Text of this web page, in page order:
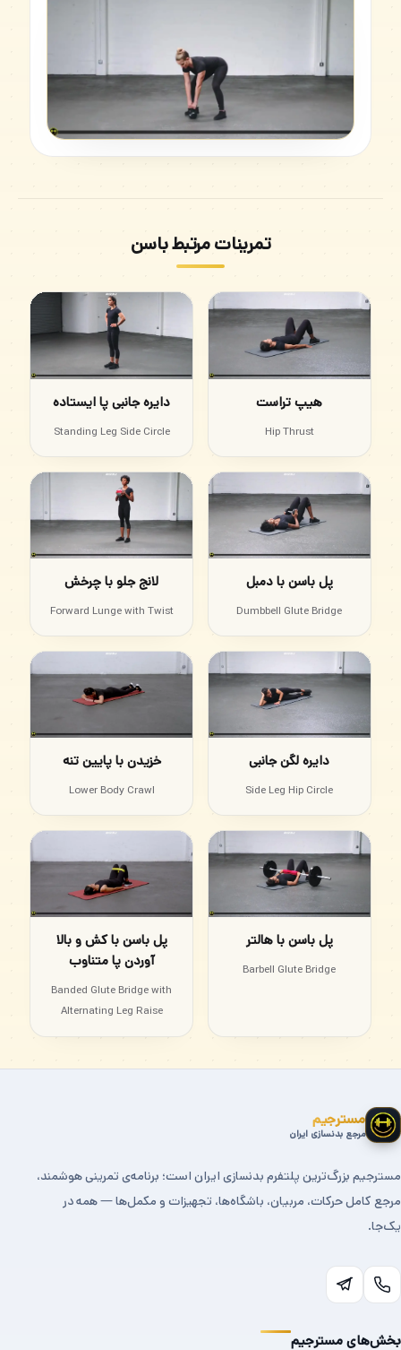
تمرینات مرتبط باسن
هیپ تراست
Hip Thrust
دایره جانبی پا ایستاده
Standing Leg Side Circle
پل باسن با دمبل
Dumbbell Glute Bridge
لانج جلو با چرخش
Forward Lunge with Twist
دایره لگن جانبی
Side Leg Hip Circle
خزیدن با پایین تنه
Lower Body Crawl
پل باسن با هالتر
Barbell Glute Bridge
پل باسن با کش و بالا
آوردن پا متناوب
Banded Glute Bridge with
Alternating Leg Raise
مسترجیم
مرجع بدنسازی ایران
مسترجیم بزرگ‌ترین پلتفرم بدنسازی ایران است؛ برنامه‌ی تمرینی هوشمند،
مرجع کامل حرکات، مربیان، باشگاه‌ها، تجهیزات و مکمل‌ها — همه در
یک‌جا.
بخش‌های مسترجیم